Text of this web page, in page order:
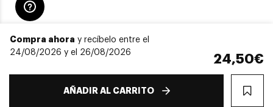
Compra ahora y recíbelo entre el
24/08/2026 y el 26/08/2026
24,50€
AÑADIR AL CARRITO